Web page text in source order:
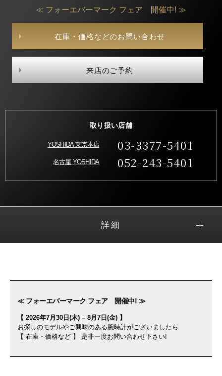
≪ フォーエバーマーク フェア 開催中! ≫
在庫・価格などのお問い合わせ
来店のご予約
取り扱い店舗
YOSHIDA 東京本店 03-3377-5401
名古屋 YOSHIDA 052-243-5401
詳細
≪ フォーエバーマーク フェア 開催中! ≫
【 2026年7月30日(木) – 8月7日(金) 】
お探しのモデルやご興味のある腕時計がございましたら
【 在庫・価格など 】 是非一度お問い合わせ下さい!